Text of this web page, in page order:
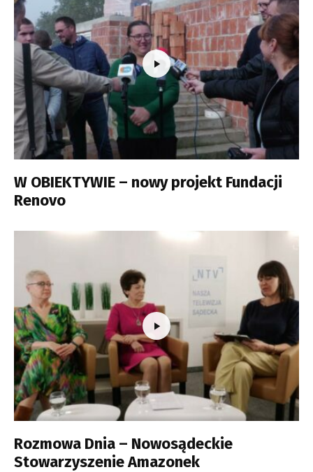
W OBIEKTYWIE – nowy projekt Fundacji
Renovo
Rozmowa Dnia – Nowosądeckie
Stowarzyszenie Amazonek